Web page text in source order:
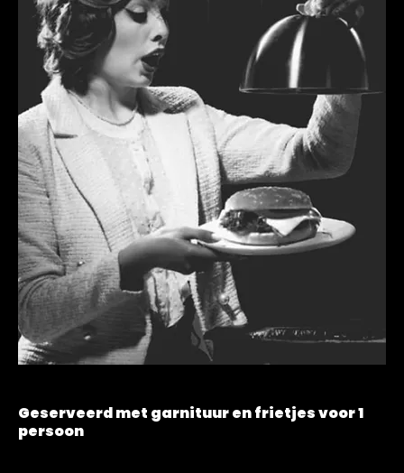
Geserveerd met garnituur en frietjes voor 1
persoon